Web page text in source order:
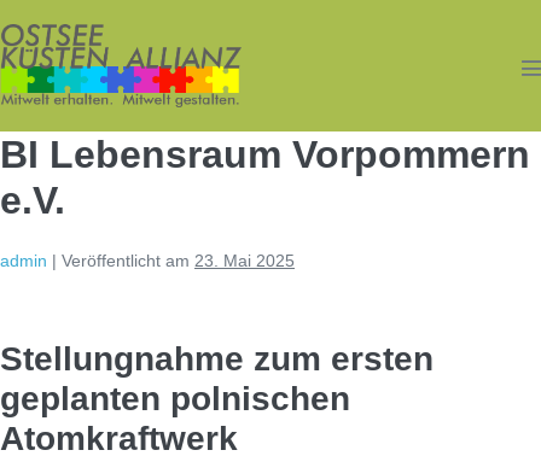
Inhalt
springen
BI Lebensraum Vorpommern
e.V.
admin | Veröffentlicht am 23. Mai 2025
Stellungnahme zum ersten
geplanten polnischen
Atomkraftwerk